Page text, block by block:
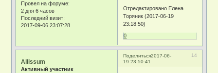
Провел на форуме:
2 дня 6 часов
Последний визит:
2017-09-06 23:07:28
Отредактировано Елена
Торяник (2017-06-19
23:18:50)
0
Поделиться 14
2017-06-
19 23:50:41
Allissum
Активный участник